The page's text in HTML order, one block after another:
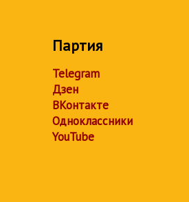
Партия
Telegram
Дзен
ВКонтакте
Одноклассники
YouTube